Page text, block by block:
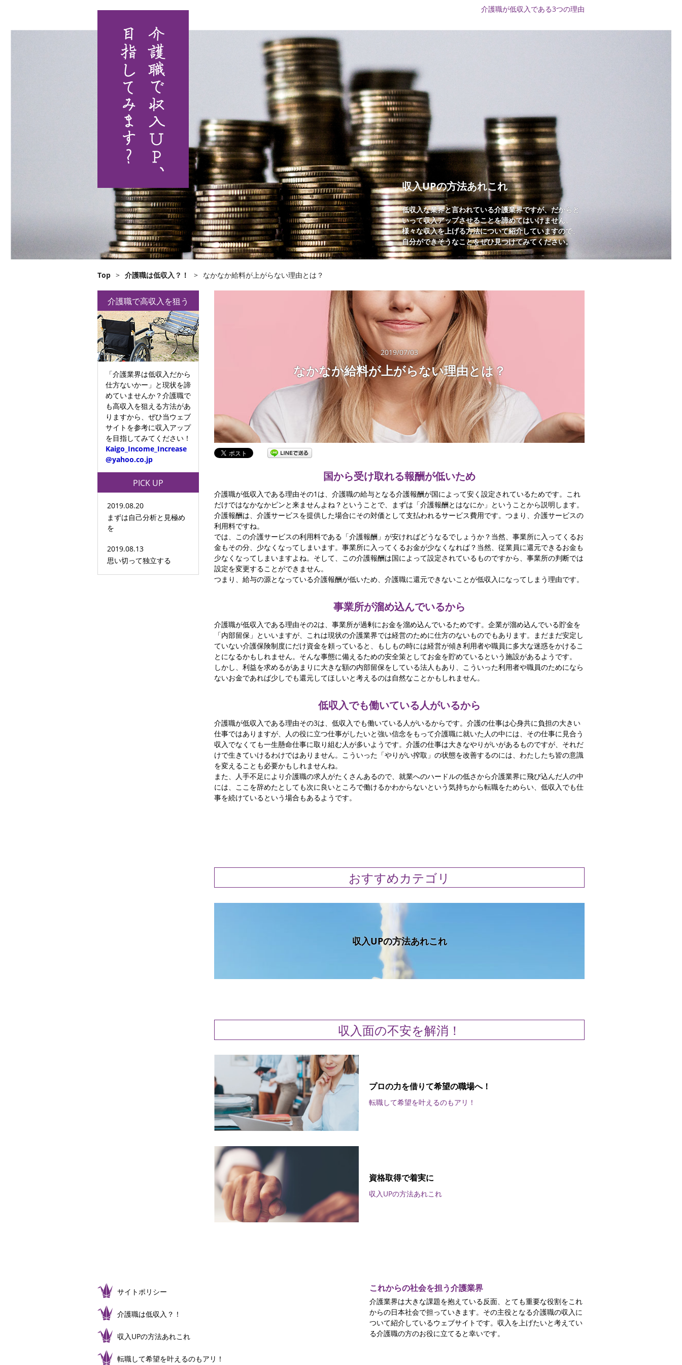
介護職が低収入である3つの理由
収入UPの方法あれこれ
低収入な業界と言われている介護業界ですが、だからと
いって収入アップさせることを諦めてはいけません。
様々な収入を上げる方法について紹介していますので、
自分ができそうなことをぜひ見つけてみてください。
Top > 介護職は低収入？！ > なかなか給料が上がらない理由とは？
2019/07/03
なかなか給料が上がらない理由とは？
国から受け取れる報酬が低いため
介護職が低収入である理由その1は、介護職の給与となる介護報酬が国によって安く設定されているためです。これ
だけではなかなかピンと来ませんよね？ということで、まずは「介護報酬とはなにか」ということから説明します。
介護報酬は、介護サービスを提供した場合にその対価として支払われるサービス費用です。つまり、介護サービスの
利用料ですね。
では、この介護サービスの利用料である「介護報酬」が安ければどうなるでしょうか？当然、事業所に入ってくるお
金もその分、少なくなってしまいます。事業所に入ってくるお金が少なくなれば？当然、従業員に還元できるお金も
少なくなってしまいますよね。そして、この介護報酬は国によって設定されているものですから、事業所の判断では
設定を変更することができません。
つまり、給与の源となっている介護報酬が低いため、介護職に還元できないことが低収入になってしまう理由です。
事業所が溜め込んでいるから
介護職が低収入である理由その2は、事業所が過剰にお金を溜め込んでいるためです。企業が溜め込んでいる貯金を
「内部留保」といいますが、これは現状の介護業界では経営のために仕方のないものでもあります。まだまだ安定し
ていない介護保険制度にだけ資金を頼っていると、もしもの時には経営が傾き利用者や職員に多大な迷惑をかけるこ
とになるかもしれません。そんな事態に備えるための安全策としてお金を貯めているという施設があるようです。
しかし、利益を求めるがあまりに大きな額の内部留保をしている法人もあり、こういった利用者や職員のためになら
ないお金であれば少しでも還元してほしいと考えるのは自然なことかもしれません。
低収入でも働いている人がいるから
介護職が低収入である理由その3は、低収入でも働いている人がいるからです。介護の仕事は心身共に負担の大きい
仕事ではありますが、人の役に立つ仕事がしたいと強い信念をもって介護職に就いた人の中には、その仕事に見合う
収入でなくても一生懸命仕事に取り組む人が多いようです。介護の仕事は大きなやりがいがあるものですが、それだ
けで生きていけるわけではありません。こういった「やりがい搾取」の状態を改善するのには、わたしたち皆の意識
を変えることも必要かもしれませんね。
また、人手不足により介護職の求人がたくさんあるので、就業へのハードルの低さから介護業界に飛び込んだ人の中
には、ここを辞めたとしても次に良いところで働けるかわからないという気持ちから転職をためらい、低収入でも仕
事を続けているという場合もあるようです。
おすすめカテゴリ
収入UPの方法あれこれ
収入面の不安を解消！
プロの力を借りて希望の職場へ！
転職して希望を叶えるのもアリ！
資格取得で着実に
収入UPの方法あれこれ
介護職で高収入を狙う
「介護業界は低収入だから
仕方ないかー」と現状を諦
めていませんか？介護職で
も高収入を狙える方法があ
りますから、ぜひ当ウェブ
サイトを参考に収入アップ
を目指してみてください！
Kaigo_Income_Increase
@yahoo.co.jp
PICK UP
2019.08.20
まずは自己分析と見極め
を
2019.08.13
思い切って独立する
サイトポリシー
介護職は低収入？！
収入UPの方法あれこれ
転職して希望を叶えるのもアリ！
これからの社会を担う介護業界
介護業界は大きな課題を抱えている反面、とても重要な役割をこれ
からの日本社会で担っていきます。その主役となる介護職の収入に
ついて紹介しているウェブサイトです。収入を上げたいと考えてい
る介護職の方のお役に立てると幸いです。